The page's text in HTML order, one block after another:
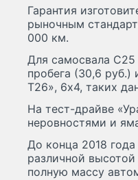
Гарантия
рыночным
000 км.
Для самосвала С25
пробега (30,6 руб.)
Т26», 6х4, таких
На тест-драйве
неровностями и
До конца 2018
различной
полную массу